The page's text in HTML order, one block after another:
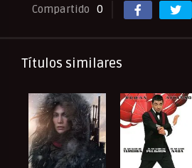
Compartido 0
Títulos similares